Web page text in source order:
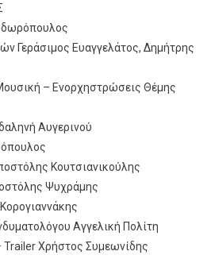
Γεράσιμος Ευαγγελάτος, Δημήτρης
– Ενορχηστρώσεις Θέμης
Αυγερινού
Κουτσιανικούλης
Ψυχράμης
Αγγελική Πολίτη
Χρήστος Συμεωνίδης